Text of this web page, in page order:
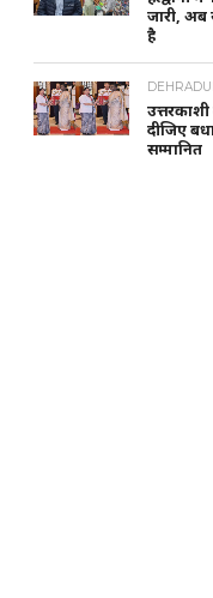
जारी, अब
है
दीजिए
सम्मानित